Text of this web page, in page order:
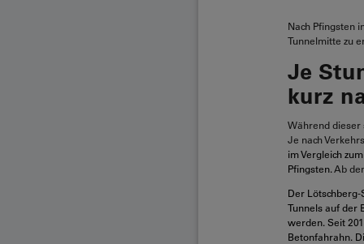
Nach Pfingsten
Tunnelmitte zu
Je
kurz
Während dieser
Je nach
im Vergleich
Pfingsten.Ab
Der
Tunnels auf der
werden. Seit
Betonfahrahn.